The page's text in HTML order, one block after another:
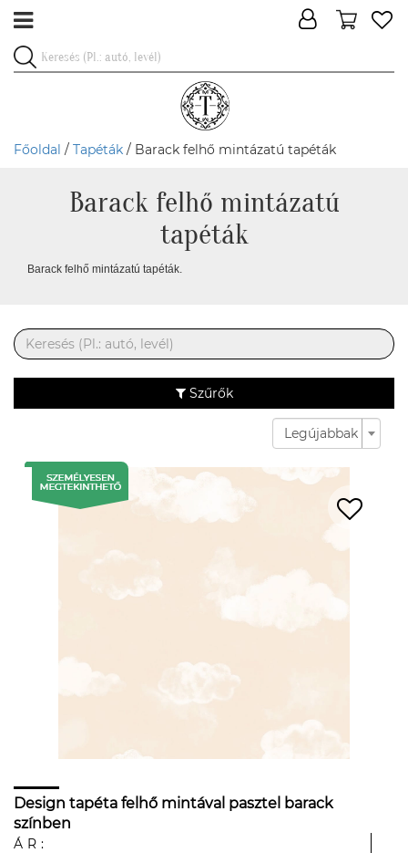
Főoldal / Tapéták / Barack felhő mintázatú tapéták
Barack felhő mintázatú
tapéták
Barack felhő mintázatú tapéták.
Szűrők
Legújabbak
Design tapéta felhő mintával pasztel barack
színben
ÁR: